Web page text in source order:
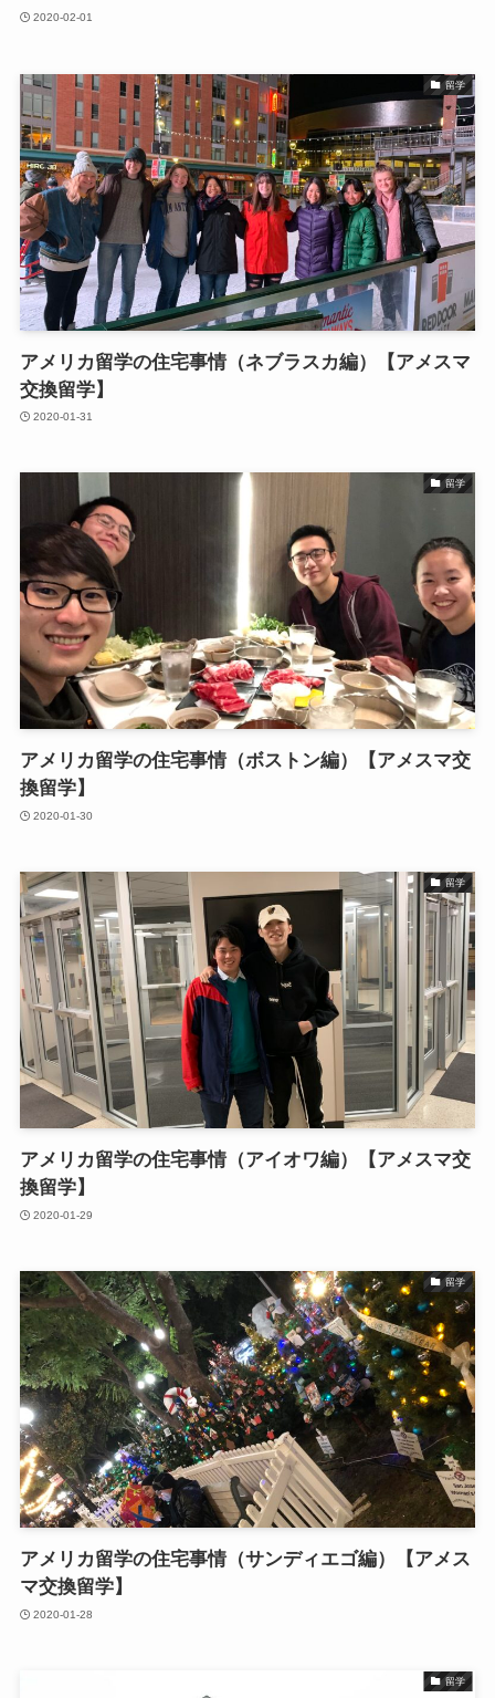
2020-02-01
留学
アメリカ留学の住宅事情（ネブラスカ編）【アメスマ
交換留学】
2020-01-31
留学
アメリカ留学の住宅事情（ボストン編）【アメスマ交
換留学】
2020-01-30
留学
アメリカ留学の住宅事情（アイオワ編）【アメスマ交
換留学】
2020-01-29
留学
アメリカ留学の住宅事情（サンディエゴ編）【アメス
マ交換留学】
2020-01-28
留学